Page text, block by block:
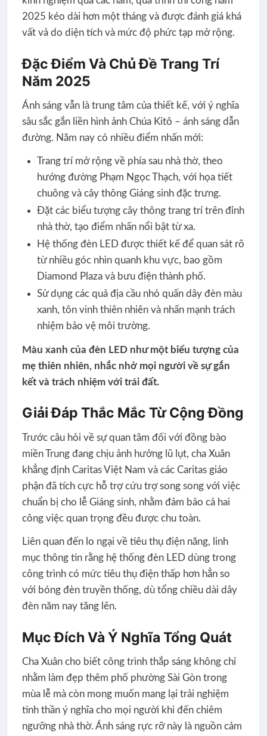
2025 kéo dài hơn một tháng và được đánh giá khá
vất vả do diện tích và mức độ phức tạp mở rộng.
Đặc Điểm Và Chủ Đề Trang Trí
Năm 2025
Ánh sáng vẫn là trung tâm của thiết kế, với ý nghĩa
sâu sắc gắn liền hình ảnh Chúa Kitô – ánh sáng dẫn
đường. Năm nay có nhiều điểm nhấn mới:
Trang trí mở rộng về phía sau nhà thờ, theo
hướng đường Phạm Ngọc Thạch, với họa tiết
chuông và cây thông Giáng sinh đặc trưng.
Đặt các biểu tượng cây thông trang trí trên đỉnh
nhà thờ, tạo điểm nhấn nổi bật từ xa.
Hệ thống đèn LED được thiết kế để quan sát rõ
từ nhiều góc nhìn quanh khu vực, bao gồm
Diamond Plaza và bưu điện thành phố.
Sử dụng các quả địa cầu nhỏ quấn dây đèn màu
xanh, tôn vinh thiên nhiên và nhấn mạnh trách
nhiệm bảo vệ môi trường.
Màu xanh của đèn LED như một biểu tượng của
mẹ thiên nhiên, nhắc nhở mọi người về sự gắn
kết và trách nhiệm với trái đất.
Giải Đáp Thắc Mắc Từ Cộng Đồng
Trước câu hỏi về sự quan tâm đối với đồng bào
miền Trung đang chịu ảnh hưởng lũ lụt, cha Xuân
khẳng định Caritas Việt Nam và các Caritas giáo
phận đã tích cực hỗ trợ cứu trợ song song với việc
chuẩn bị cho lễ Giáng sinh, nhằm đảm bảo cả hai
công việc quan trọng đều được chu toàn.
Liên quan đến lo ngại về tiêu thụ điện năng, linh
mục thông tin rằng hệ thống đèn LED dùng trong
công trình có mức tiêu thụ điện thấp hơn hẳn so
với bóng đèn truyền thống, dù tổng chiều dài dây
đèn năm nay tăng lên.
Mục Đích Và Ý Nghĩa Tổng Quát
Cha Xuân cho biết công trình thắp sáng không chỉ
nhằm làm đẹp thêm phố phường Sài Gòn trong
mùa lễ mà còn mong muốn mang lại trải nghiệm
tinh thần ý nghĩa cho mọi người khi đến chiêm
ngưỡng nhà thờ. Ánh sáng rực rỡ này là nguồn cảm